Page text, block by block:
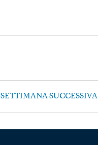
SETTIMANA SUCCESSIVA